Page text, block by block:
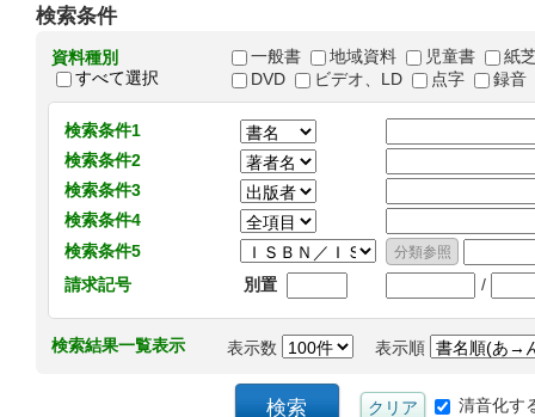
検索条件
資料種別
すべて選択
一般書 地域資料 児童書
紙
DVD
ビデオ、LD 点字 録音
検索条件1
検索条件2
検索条件3
検索条件4
検索条件5
請求記号
別置 /
検索結果一覧表示 表示数 表示順
清音化す